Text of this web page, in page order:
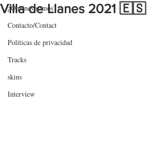
¿Quiénes somos?
Contacto/Contact
Políticas de privacidad
Tracks
skins
Interview
Villa de Llanes 2021 🇪🇸